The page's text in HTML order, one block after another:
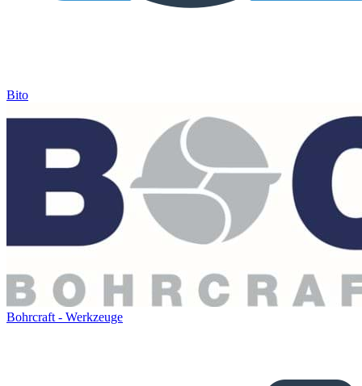
Bito
Bohrcraft - Werkzeuge